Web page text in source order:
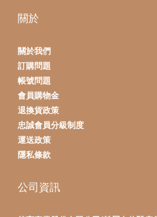
關於
關於我們
訂購問題
帳號問題
會員購物金
退換貨政策
忠誠會員分級制度
運送政策
隱私條款
公司資訊